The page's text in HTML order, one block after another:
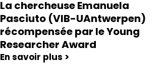
La chercheuse Emanuela
Pasciuto (VIB-UAntwerpen)
récompensée par le Young
Researcher Award
En savoir plus >